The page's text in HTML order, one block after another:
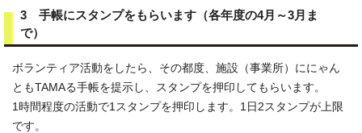
3 手帳にスタンプをもらいます（各年度の4月～3月ま
で）
ボランティア活動をしたら、その都度、施設（事業所）ににゃん
ともTAMAる手帳を提示し、スタンプを押印してもらいます。
1時間程度の活動で1スタンプを押印します。1日2スタンプが上限
です。